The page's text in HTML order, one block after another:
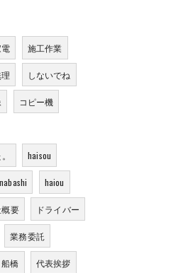
施工作業
しないでね
コピー機
haisou
haiou
要 ドライバー
業務委託
船橋 代表挨拶